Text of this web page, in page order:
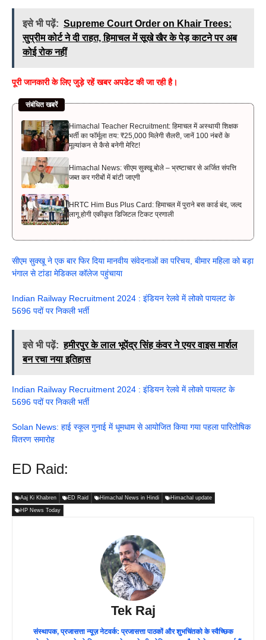
इसे भी पढ़ें: Supreme Court Order on Khair Trees:
सुप्रीम कोर्ट ने दी राहत, हिमाचल में सूखे खैर के पेड़ काटने पर अब
कोई रोक नहीं
पूरी जानकारी के लिए जुड़े रहें खबर अपडेट की जा रही है।
संबंधित खबरें
Himachal Teacher Recruitment: हिमाचल में अस्थायी शिक्षक
भर्ती का फॉर्मूला तय: ₹25,000 मिलेगी सैलरी, जानें 100 नंबरों के
मूल्यांकन से कैसे बनेगी मेरिट!
Himachal News: सीएम सुक्खू बोले – भ्रष्टाचार से अर्जित संपत्ति
जब्त कर गरीबों में बांटी जाएगी
HRTC Him Bus Plus Card: हिमाचल में पुराने बस कार्ड बंद, जल्द
लागू होगी एकीकृत डिजिटल टिकट प्रणाली
सीएम सुक्खू ने एक बार फिर दिया मानवीय संवेदनाओं का परिचय, बीमार महिला को बड़ा
भंगाल से टांडा मेडिकल कॉलेज पहुंचाया
Indian Railway Recruitment 2024 : इंडियन रेलवे में लोको पायलट के
5696 पदों पर निकली भर्ती
इसे भी पढ़ें: हमीरपुर के लाल भूपेंद्र सिंह कंवर ने एयर वाइस मार्शल
बन रचा नया इतिहास
Indian Railway Recruitment 2024 : इंडियन रेलवे में लोको पायलट के
5696 पदों पर निकली भर्ती
Solan News: हाई स्कूल गुनाई में धूमधाम से आयोजित किया गया पहला पारितोषिक
वितरण समारोह
ED Raid:
Aaj Ki Khabren ED Raid Himachal News in Hindi Himachal update
HP News Today
Tek Raj
संस्थापक, प्रजासत्ता न्यूज़ नेटवर्क: प्रजासत्ता पाठकों और शुभचिंतको के स्वैच्छिक